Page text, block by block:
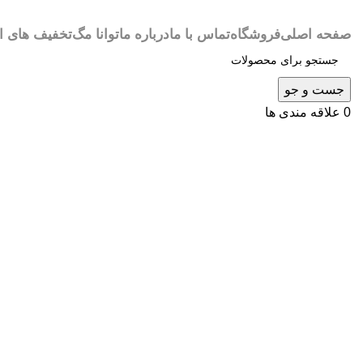
صفحه اصلیفروشگاهتماس با مادرباره ماتوانا مگتخفیف های
جست و جو
0 علاقه مندی ها